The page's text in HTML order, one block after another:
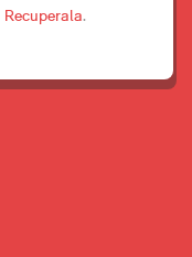
Recuperala.